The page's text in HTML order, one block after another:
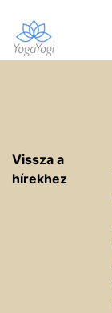
Vissza a
hírekhez